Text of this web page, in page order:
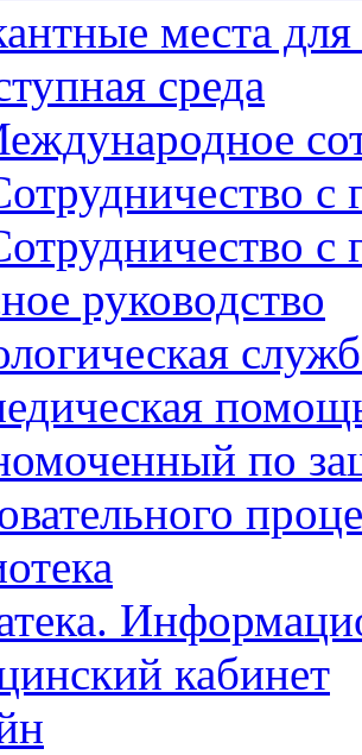
места для
среда
с
руководство
по
кабинет